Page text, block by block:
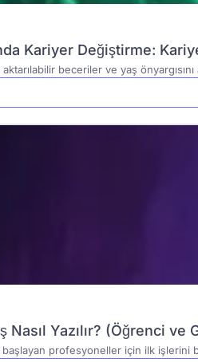
Kariyer Değiştirme:
beceriler ve yaş
Yazılır? (Öğrenci ve
profesyoneller için ilk işlerini